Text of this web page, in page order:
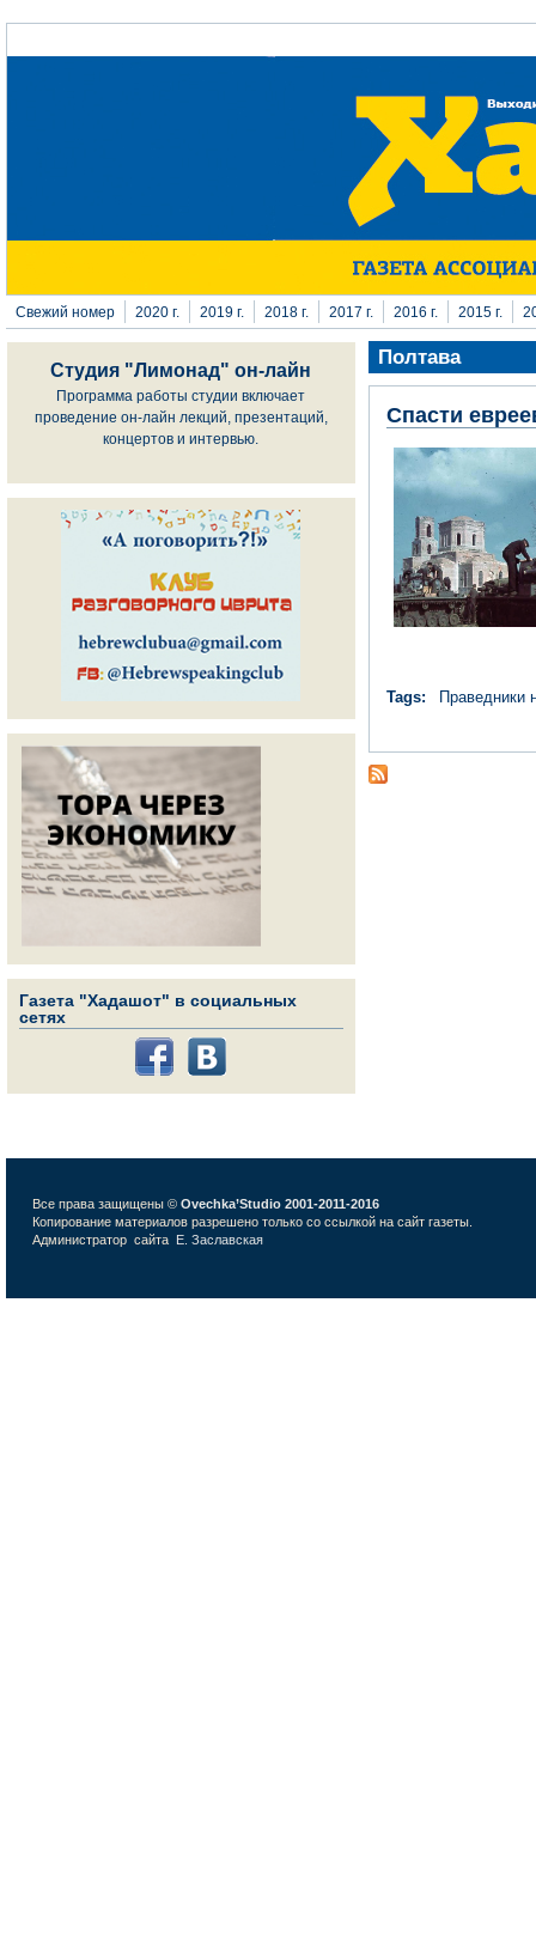
Перейти к основному содержанию
Свежий номер 2020 г. 2019 г. 2018 г. 2017 г. 2016 г. 2015 г.
Студия "Лимонад" он-лайн
Программа работы студии включает
проведение он-лайн лекций, презентаций,
концертов и интервью.
Газета "Хадашот" в социальных
сетях
Полтава
Спасти
Tags: Праведники
Все права защищены © Ovechka’Studio 2001-2011-2016
Копирование материалов разрешено только со ссылкой на сайт газеты.
Администратор сайта Е. Заславская